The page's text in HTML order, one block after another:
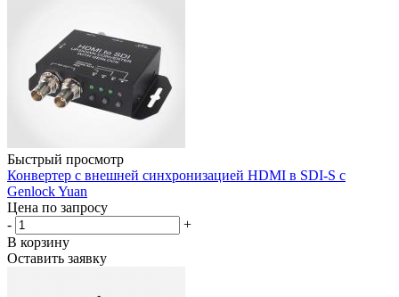
Быстрый просмотр
Конвертер с внешней синхронизацией HDMI в SDI-S с
Genlock Yuan
Цена по запросу
-
+
В корзину
Оставить заявку